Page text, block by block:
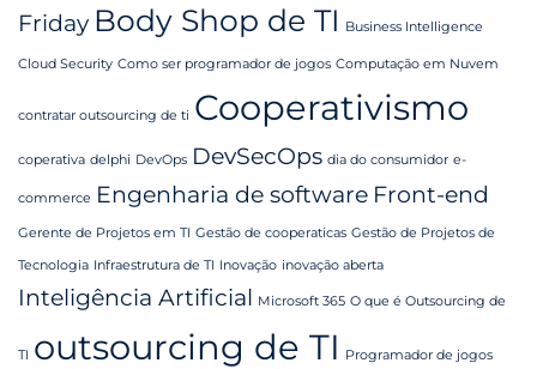
Friday Body Shop de TI Business Intelligence
Cloud Security Como ser programador de jogos Computação em Nuvem
contratar outsourcing de ti Cooperativismo
coperativa delphi DevOps DevSecOps dia do consumidor e-
commerce Engenharia de software Front-end
Gerente de Projetos em TI Gestão de cooperaticas Gestão de Projetos de
Tecnologia Infraestrutura de TI Inovação inovação aberta
Inteligência Artificial Microsoft 365 O que é Outsourcing de
TI outsourcing de TI Programador de jogos